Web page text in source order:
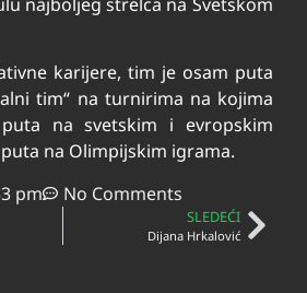
karijere, tim je osam puta
tim“ na turnirima na kojima
na svetskim i evropskim
na Olimpijskim igrama.
pm No Comments
SLEDEĆI
Dijana Hrkalović